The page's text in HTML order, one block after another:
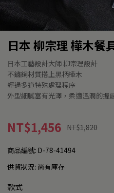
日本 柳宗理 樺木餐
日本工藝設計大師 柳宗理設計
不鏽鋼材質搭上黑柄樺木
經過多道特殊處理程序
外型細膩富有光澤，柔適溫潤的握
NT$1,456 NT$1,820
商品編號: D-78-41494
供貨狀況: 尚有庫存
款式